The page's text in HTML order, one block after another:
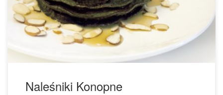
pszennej, – 2 łyżeczki proszku do pieczenia, – 1 łyżeczka
sody, – 1 łyżeczka soli, – 2 łyżki miodu (opcjonalnie), – 4
jajka, – […]
Naleśniki Konopne